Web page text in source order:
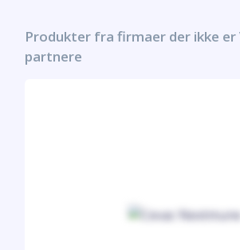
Produkter fra firmaer der ikke er
partnere